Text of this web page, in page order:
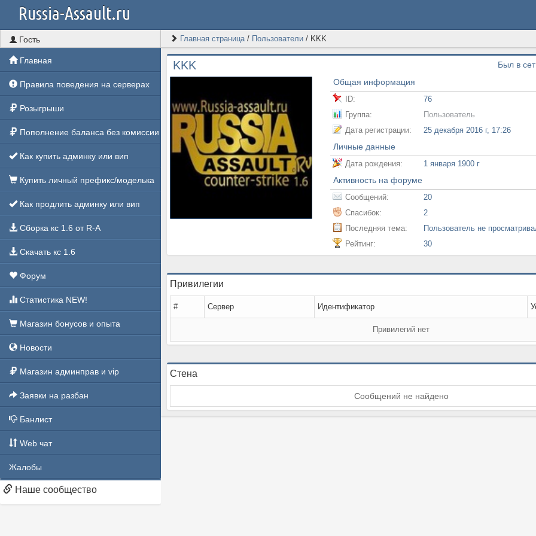
Russia-Assault.ru
Гость
Главная
Правила поведения на серверах
Розыгрыши
Пополнение баланса без комиссии
Как купить админку или вип
Купить личный префикс/моделька
Как продлить админку или вип
Сборка кс 1.6 от R-A
Скачать кс 1.6
Форум
Статистика NEW!
Магазин бонусов и опыта
Новости
Магазин админправ и vip
Заявки на разбан
Банлист
Web чат
Жалобы
Наше сообщество
Главная страница/ Пользователи/ KKK
KKK
Был в
Общая информация
ID:
76
Группа:
Пользователь
Дата регистрации:
25 декабря 2016 г, 17:26
Личные данные
Дата рождения: 1 января 1900 г
Активность на форуме
Сообщений:
20
Спасибок:
2
Последняя тема:
Пользователь не
Рейтинг:
30
Привилегии
# Сервер Идентификатор
Привилегий нет
Стена
Сообщений не найдено